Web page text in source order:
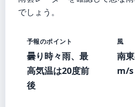
でしょう。
予報のポイント
曇り時々雨、最
高気温は20度前
後
風
南
m/s